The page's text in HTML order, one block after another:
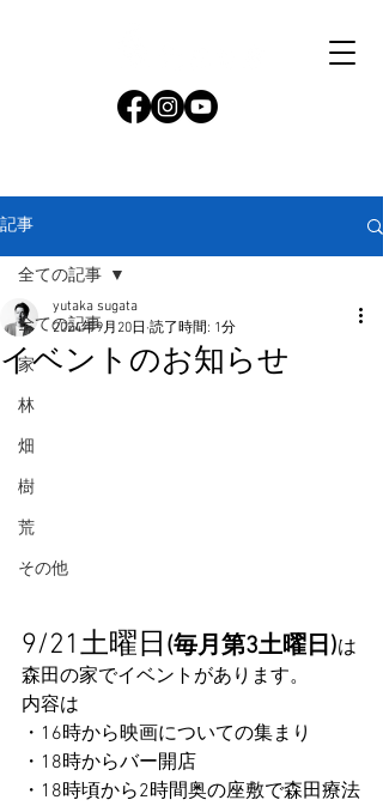
記事
全ての記事
家
林
畑
樹
荒
その他
全ての記事
イベントのお知らせ
yutaka sugata
2024年9月20日 読了時間: 1分
9/21土曜日 (毎月第3土曜日)は
森田の家でイベントがあります。
内容は
・16時から映画についての集まり
・18時からバー開店
・18時頃から2時間奥の座敷で森田療法